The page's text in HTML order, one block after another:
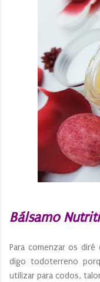
Bálsamo
Para comenzar os diré
digo todoterreno
utilizar para codos,